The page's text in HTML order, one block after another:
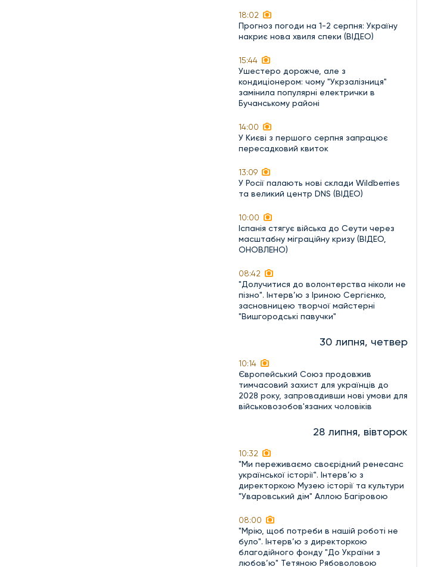
18:02
Прогноз погоди на 1-2 серпня: Україну
накриє нова хвиля спеки (ВІДЕО)
15:44
Ушестеро дорожче, але з
кондиціонером: чому "Укрзалізниця"
замінила популярні електрички в
Бучанському районі
14:00
У Києві з першого серпня запрацює
пересадковий квиток
13:09
У Росії палають нові склади Wildberries
та великий центр DNS (ВІДЕО)
10:00
Іспанія стягує війська до Сеути через
масштабну міграційну кризу (ВІДЕО,
ОНОВЛЕНО)
08:42
"Долучитися до волонтерства ніколи не
пізно". Інтерв’ю з Іриною Сергієнко,
засновницею творчої майстерні
"Вишгородські павучки"
30 липня, четвер
10:14
Європейський Союз продовжив
тимчасовий захист для українців до
2028 року, запровадивши нові умови для
військовозобов'язаних чоловіків
28 липня, вівторок
10:32
"Ми переживаємо своєрідний ренесанс
української історії". Інтерв’ю з
директоркою Музею історії та культури
"Уваровський дім" Аллою Багіровою
08:00
"Мрію, щоб потреби в нашій роботі не
було". Інтерв’ю з директоркою
благодійного фонду "До України з
любов’ю" Тетяною Рябоволовою